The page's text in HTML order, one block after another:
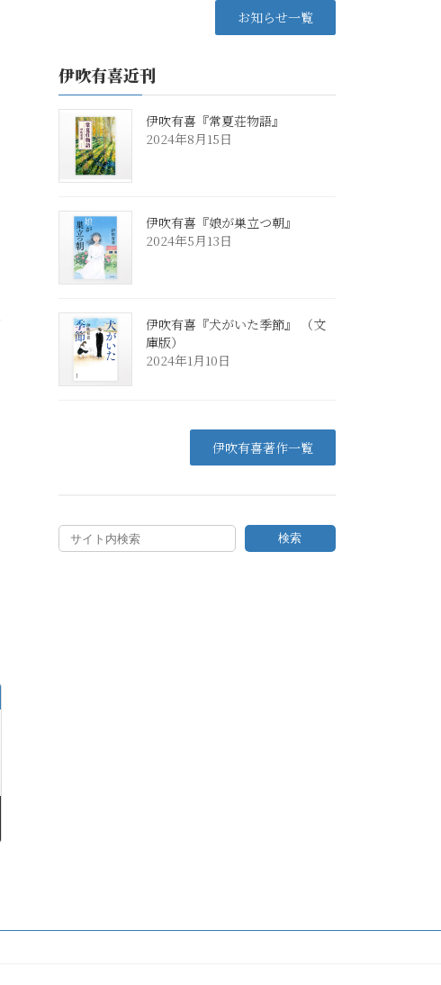
お知らせ一覧
伊吹有喜近刊
伊吹有喜『常夏荘物語』
2024年8月15日
伊吹有喜『娘が巣立つ朝』
2024年5月13日
伊吹有喜『犬がいた季節』 （文
庫版）
2024年1月10日
伊吹有喜著作一覧
検索